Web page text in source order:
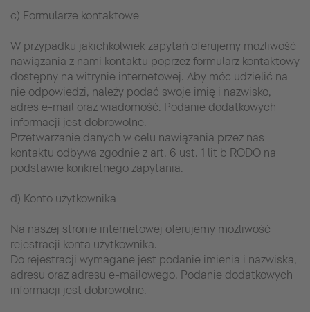
c) Formularze kontaktowe
W przypadku jakichkolwiek zapytań oferujemy możliwość
nawiązania z nami kontaktu poprzez formularz kontaktowy
dostępny na witrynie internetowej. Aby móc udzielić na
nie odpowiedzi, należy podać swoje imię i nazwisko,
adres e-mail oraz wiadomość. Podanie dodatkowych
informacji jest dobrowolne.
Przetwarzanie danych w celu nawiązania przez nas
kontaktu odbywa zgodnie z art. 6 ust. 1 lit b RODO na
podstawie konkretnego zapytania.
d) Konto użytkownika
Na naszej stronie internetowej oferujemy możliwość
rejestracji konta użytkownika.
Do rejestracji wymagane jest podanie imienia i nazwiska,
adresu oraz adresu e-mailowego. Podanie dodatkowych
informacji jest dobrowolne.